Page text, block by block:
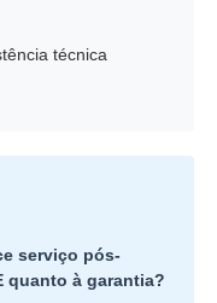
técnica
serviço pós-
quanto à garantia?